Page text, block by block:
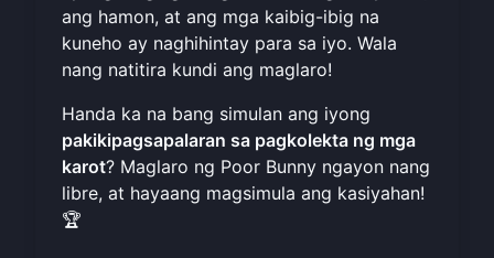
ang hamon, at ang mga kaibig-ibig na
kuneho ay naghihintay para sa iyo. Wala
nang natitira kundi ang maglaro!
Handa ka na bang simulan ang iyong
pakikipagsapalaran sa pagkolekta ng mga
karot? Maglaro ng Poor Bunny ngayon nang
libre, at hayaang magsimula ang kasiyahan!
🏆